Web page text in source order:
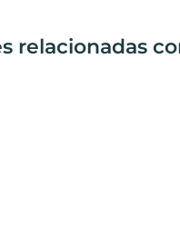
relacionadas